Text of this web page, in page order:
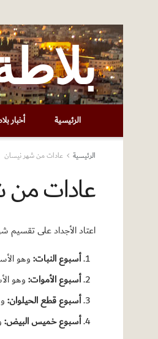
الرئيسية أخبار
الرئيسية عادات من شهر نيسان
عادات من
اعتاد الأجداد على
أسبوع النبات:وهو
أسبوع الأموات:وهو
أسبوع قطع الحيلوان:
أسبوع خميس البيض: